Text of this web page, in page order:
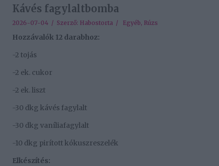
Kávés fagylaltbomba
2026-07-04 / Szerző: Habostorta / Egyéb, Rúzs
Hozzávalók 12 darabhoz:
-2 tojás
-2 ek. cukor
-2 ek. liszt
-30 dkg kávés fagylalt
-30 dkg vaníliafagylalt
-10 dkg pirított kókuszreszelék
Elkészítés: